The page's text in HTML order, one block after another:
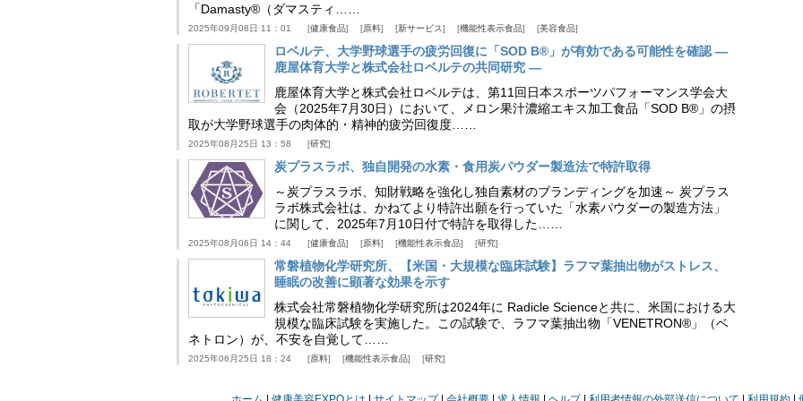
「Damasty®（ダマスティ……
2025年09月08日 11：01 健康食品 原料 新サービス 機能性表示食品 美容食品
ロベルテ、大学野球選手の疲労回復に「SOD B®」が有効である可能性を確認 ―
鹿屋体育大学と株式会社ロベルテの共同研究 ―
鹿屋体育大学と株式会社ロベルテは、第11回日本スポーツパフォーマンス学会大
会（2025年7月30日）において、メロン果汁濃縮エキス加工食品「SOD B®」の摂
取が大学野球選手の肉体的・精神的疲労回復度……
2025年08月25日 13：58 研究
炭プラスラボ、独自開発の水素・食用炭パウダー製造法で特許取得
～炭プラスラボ、知財戦略を強化し独自素材のブランディングを加速～ 炭プラス
ラボ株式会社は、かねてより特許出願を行っていた「水素パウダーの製造方法」
に関して、2025年7月10日付で特許を取得した……
2025年08月06日 14：44 健康食品 原料 機能性表示食品 研究
常磐植物化学研究所、【米国・大規模な臨床試験】ラフマ葉抽出物がストレス、
睡眠の改善に顕著な効果を示す
株式会社常磐植物化学研究所は2024年に Radicle Scienceと共に、米国における大
規模な臨床試験を実施した。この試験で、ラフマ葉抽出物「VENETRON®」（ベ
ネトロン）が、不安を自覚して……
2025年06月25日 18：24 原料 機能性表示食品 研究